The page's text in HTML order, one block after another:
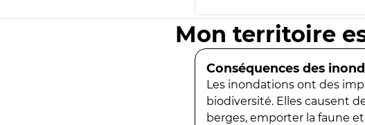
Mon territoire
Conséquences des
Les inondations ont des
biodiversité. Elles causent
berges, emporter la faune